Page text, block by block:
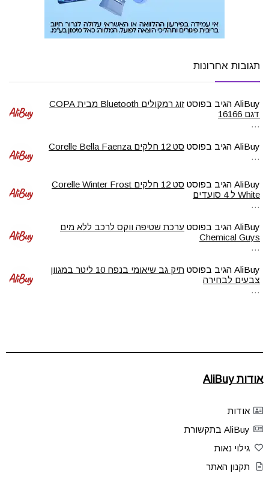
תגובות אחרונות
AliBuy הגיב בפוסט
זוג רמקולים Bluetooth מבית COPA
דגם 16166
…
AliBuy הגיב בפוסט סט 12 חלקים Corelle Bella Faenza
…
AliBuy הגיב בפוסט
סט 12 חלקים Corelle Winter Frost
White ל 4 סועדים
…
AliBuy הגיב בפוסט ערכת שטיפה ווקס לרכב ללא מים
Chemical Guys
…
AliBuy הגיב בפוסט
תיק גב שיאומי בנפח 10 ליטר במגוון
צבעים לבחירה
…
אודות AliBuy
אודות
AliBuy בתקשורת
גילוי נאות
תקנון האתר